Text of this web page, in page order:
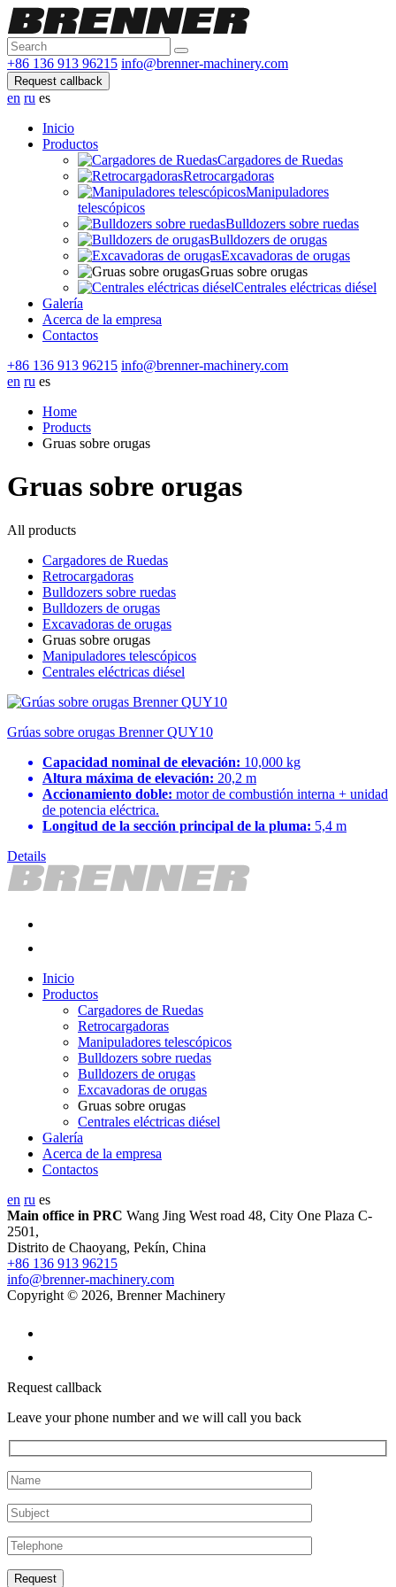
+86 136 913 96215 info@brenner-machinery.com
Request callback
en ru es
Inicio
Productos
Cargadores de Ruedas
Retrocargadoras
Manipuladores
telescópicos
Bulldozers sobre ruedas
Bulldozers de orugas
Excavadoras de orugas
Gruas sobre orugas
Centrales eléctricas diésel
Galería
Acerca de la empresa
Contactos
+86 136 913 96215 info@brenner-machinery.com
en ru es
Home
Products
Gruas sobre orugas
Gruas sobre orugas
All products
Cargadores de Ruedas
Retrocargadoras
Bulldozers sobre ruedas
Bulldozers de orugas
Excavadoras de orugas
Gruas sobre orugas
Manipuladores telescópicos
Centrales eléctricas diésel
Grúas sobre orugas Brenner QUY10
Capacidad nominal de elevación: 10,000 kg
Altura máxima de elevación: 20,2 m
Accionamiento doble: motor de combustión interna + unidad
de potencia eléctrica.
Longitud de la sección principal de la pluma: 5,4 m
Details
Inicio
Productos
Cargadores de Ruedas
Retrocargadoras
Manipuladores telescópicos
Bulldozers sobre ruedas
Bulldozers de orugas
Excavadoras de orugas
Gruas sobre orugas
Centrales eléctricas diésel
Galería
Acerca de la empresa
Contactos
en ru es
Main office in PRC Wang Jing West road 48, City One Plaza C-
2501,
Distrito de Chaoyang, Pekín, China
+86 136 913 96215
info@brenner-machinery.com
Copyright © 2026, Brenner Machinery
Request callback
Leave your phone number and we will call you back